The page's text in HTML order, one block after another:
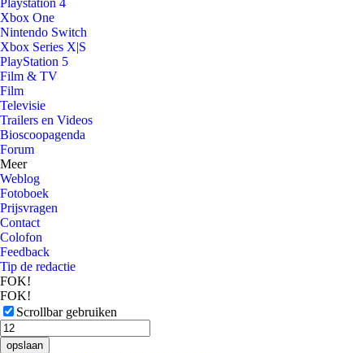
Playstation 4
Xbox One
Nintendo Switch
Xbox Series X|S
PlayStation 5
Film & TV
Film
Televisie
Trailers en Videos
Bioscoopagenda
Forum
Meer
Weblog
Fotoboek
Prijsvragen
Contact
Colofon
Feedback
Tip de redactie
FOK!
FOK!
Scrollbar gebruiken
opslaan